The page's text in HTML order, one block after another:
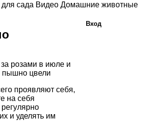
сада Видео Домашние животные
за розами в июле и
пышно цвели
проявляют себя,
на себя
регулярно
и уделять им
Вход